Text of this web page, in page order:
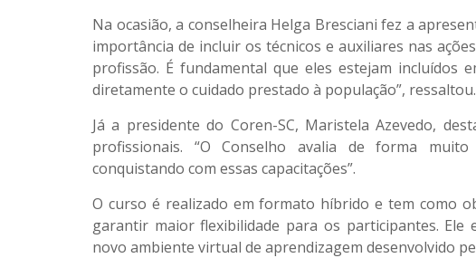
Na ocasião, a conselheira Helga Bresciani fez a
importância de incluir os técnicos e auxiliares nas
profissão. É fundamental que eles estejam incluídos
diretamente o cuidado prestado à população”, ressaltou.
Já a presidente do Coren-SC, Maristela Azevedo,
profissionais. “O Conselho avalia de forma
conquistando com essas capacitações”.
O curso é realizado em formato híbrido e tem como
garantir maior flexibilidade para os participantes. Ele
novo ambiente virtual de aprendizagem desenvolvido